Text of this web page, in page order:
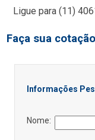
Ligue para(11)
Faça sua cotação
Informações
Nome: